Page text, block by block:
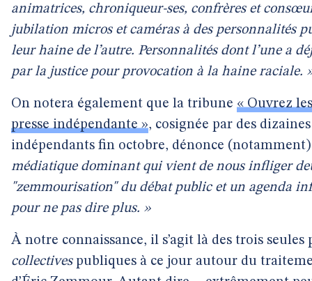
animatrices, chroniqueur-ses, confrères et
jubilation micros et caméras à des personnalités
leur haine de l’autre. Personnalités dont l’une a
par la justice pour provocation à la haine raciale.
On notera également que la tribune « Ouvrez
presse indépendante », cosignée par des
indépendants fin octobre, dénonce
médiatique dominant qui vient de nous infliger
"zemmourisation" du débat public et un agenda
pour ne pas dire plus. »
À notre connaissance, il s’agit là des trois seules
collectivespubliques à ce jour autour du